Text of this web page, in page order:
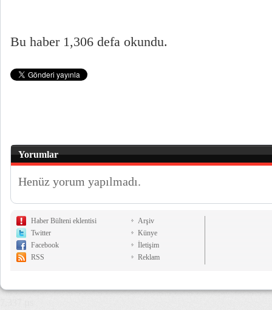
Bu haber 1,306 defa okundu.
Yorumlar
Henüz yorum yapılmadı.
Haber Bülteni eklentisi
Twitter
Facebook
RSS
Arşiv
Künye
İletişim
Reklam